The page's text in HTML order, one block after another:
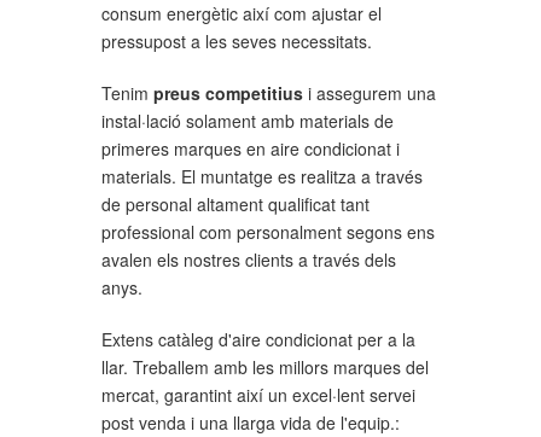
consum energètic així com ajustar el
pressupost a les seves necessitats.
Tenim preus competitius i assegurem una
instal·lació solament amb materials de
primeres marques en aire condicionat i
materials. El muntatge es realitza a través
de personal altament qualificat tant
professional com personalment segons ens
avalen els nostres clients a través dels
anys.
Extens catàleg d'aire condicionat per a la
llar. Treballem amb les millors marques del
mercat, garantint així un excel·lent servei
post venda i una llarga vida de l'equip.: